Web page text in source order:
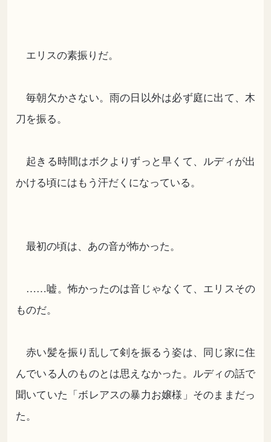
エリスの素振りだ。
毎朝欠かさない。雨の日以外は必ず庭に出て、木
刀を振る。
起きる時間はボクよりずっと早くて、ルディが出
かける頃にはもう汗だくになっている。
最初の頃は、あの音が怖かった。
……嘘。怖かったのは音じゃなくて、エリスその
ものだ。
赤い髪を振り乱して剣を振るう姿は、同じ家に住
んでいる人のものとは思えなかった。ルディの話で
聞いていた「ボレアスの暴力お嬢様」そのままだっ
た。